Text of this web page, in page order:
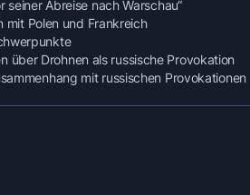
Abreise nach Warschau“
Polen und Frankreich
Drohnen als russische Provokation
mit russischen Provokationen